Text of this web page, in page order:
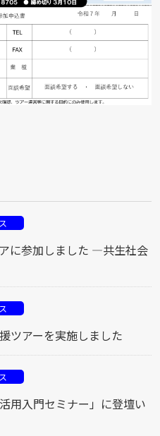
に参加しました ―共生社会
ツアーを実施しました
用入門セミナー」に登壇い